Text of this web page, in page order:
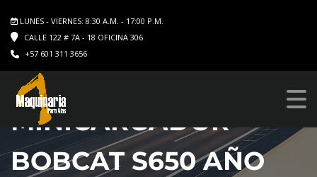
LUNES - VIERNES: 8:30 A.M. - 17:00 P.M.
CALLE 122 # 7A - 18 OFICINA 306
+57 601 311 3656
MINICARGADOR
BOBCAT S650 AÑO